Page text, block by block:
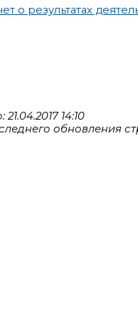
о результатах
14:10
обновления